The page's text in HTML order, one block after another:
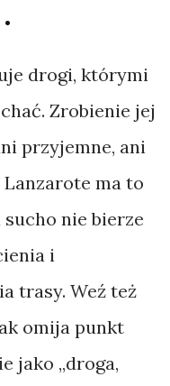
drogi, którymi
Zrobienie jej
przyjemne, ani
ma to
nie bierze
i
trasy. Weź też
omija punkt
jako „droga,